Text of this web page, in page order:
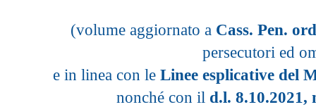
(volume aggiornato a Cass. Pen.
persecutori ed
e in linea con le Linee esplicative del
nonché con il d.l. 8.10.2021,